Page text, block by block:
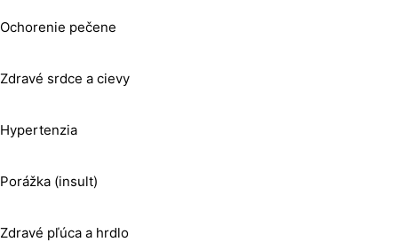
Ochorenie pečene
Zdravé srdce a cievy
Hypertenzia
Porážka (insult)
Zdravé pľúca a hrdlo